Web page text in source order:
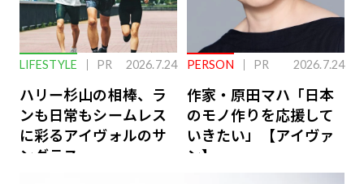
LIFESTYLE PR 2026.7.24
ハリー杉山の相棒、ラ
ンも日常もシームレス
に彩るアイヴォルのサ
ングラス
PERSON PR 2026.7.24
作家・原田マハ「日本
のモノ作りを応援して
いきたい」【アイヴァ
ン】